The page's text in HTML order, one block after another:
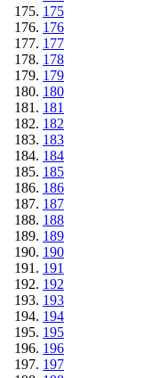
175
176
177
178
179
180
181
182
183
184
185
186
187
188
189
190
191
192
193
194
195
196
197